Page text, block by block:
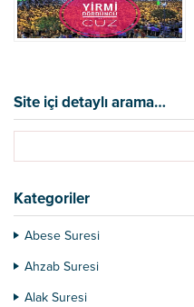
Site içi detaylı arama…
Kategoriler
Abese Suresi
Ahzab Suresi
Alak Suresi